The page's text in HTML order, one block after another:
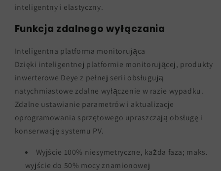
inteligentny i elastyczny.
Funkcja zdalnego wyłączania
Inteligentna platforma monitorująca
Dzięki inteligentnej platformie monitorującej, produkty
inwerterowe Deye z pełnej serii obsługują
natychmiastowe zdalne wyłączenie w razie wypadku.
Zdalne ustawianie parametrów i aktualizacje
oprogramowania sprzętowego upraszczają obsługę i
konserwację systemu PV.
Wyjście 100% niesymetryczne, każda faza; maks.
wyjście do 50% mocy znamionowej